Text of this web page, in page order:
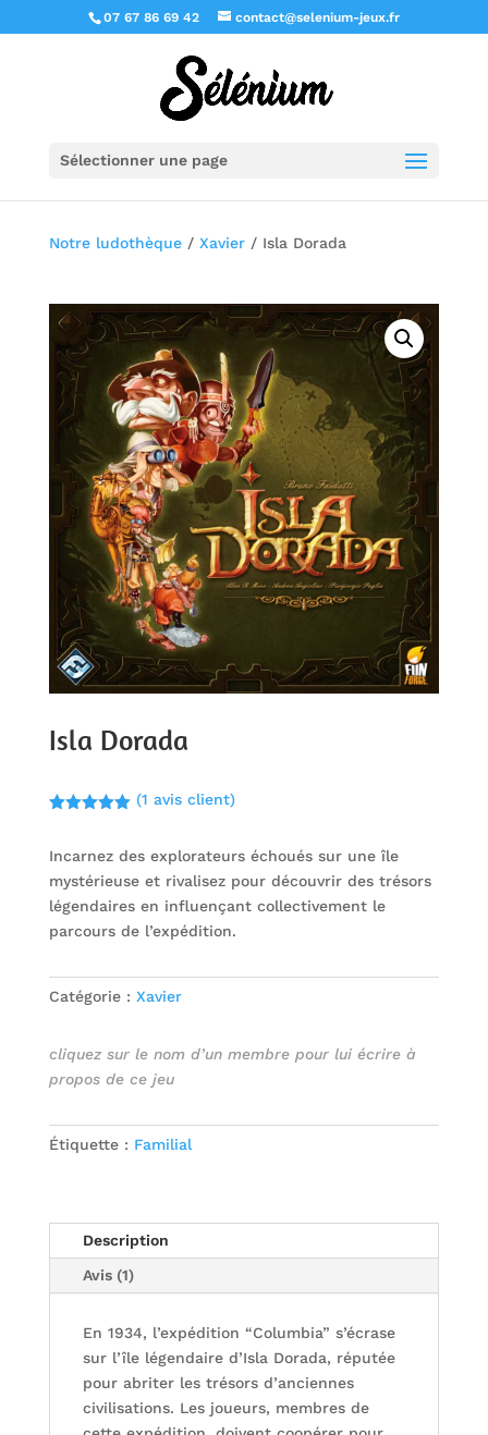
07 67 86 69 42 contact@selenium-jeux.fr
Sélectionner une page
Notre ludothèque/ Xavier/ Isla Dorada
Isla Dorada
basé sur
client
(1 avis client)
Incarnez des explorateurs échoués sur une île
mystérieuse et rivalisez pour découvrir des trésors
légendaires en influençant collectivement le
parcours de l’expédition.
Catégorie : Xavier
cliquez sur le nom d’un membre pour lui écrire à
propos de ce jeu
Étiquette : Familial
Description
Avis (1)
En 1934, l’expédition “Columbia” s’écrase
sur l’île légendaire d’Isla Dorada, réputée
pour abriter les trésors d’anciennes
civilisations. Les joueurs, membres de